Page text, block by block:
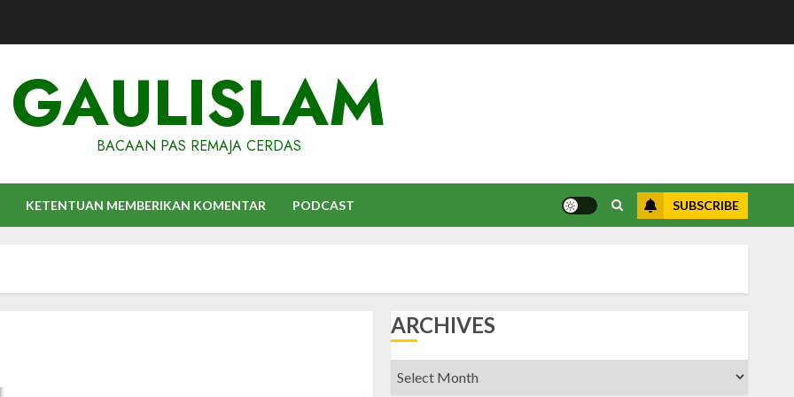
GAULISLAM
BACAAN PAS REMAJA CERDAS
KETENTUAN MEMBERIKAN KOMENTAR PODCAST SUBSCRIBE
ARCHIVES
Archives